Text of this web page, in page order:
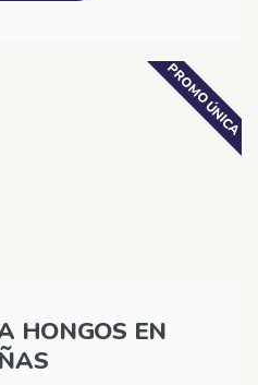
HONGOS EN
PROMO ÚNICA